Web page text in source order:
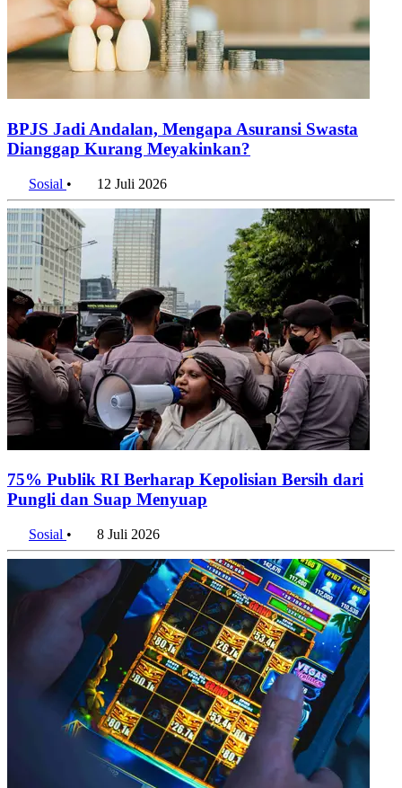
BPJS Jadi Andalan, Mengapa Asuransi Swasta
Dianggap Kurang Meyakinkan?
Sosial • 12 Juli 2026
75% Publik RI Berharap Kepolisian Bersih dari
Pungli dan Suap Menyuap
Sosial • 8 Juli 2026